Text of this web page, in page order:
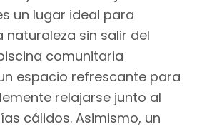
un lugar ideal para
naturaleza sin salir del
comunitaria
espacio refrescante para
relajarse junto al
cálidos. Asimismo, un